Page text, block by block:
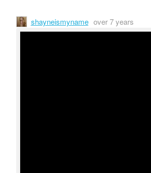
shayneismyname over 7 years